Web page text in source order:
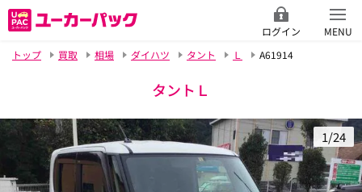
ログイン
MENU
トップ
買取 相場 ダイハツ タント Ｌ A61914
タントＬ
1/24